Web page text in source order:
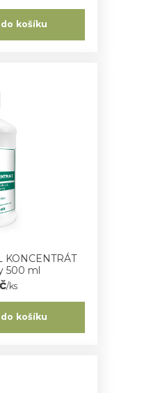
košíku
KONCENTRÁT
500 ml
/ks
košíku